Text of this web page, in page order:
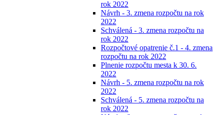
rok 2022
Návrh - 3. zmena rozpočtu na rok
2022
Schválená - 3. zmena rozpočtu na
rok 2022
Rozpočtové opatrenie č.1 - 4. zmena
rozpočtu na rok 2022
Plnenie rozpočtu mesta k 30. 6.
2022
Návrh - 5. zmena rozpočtu na rok
2022
Schválená - 5. zmena rozpočtu na
rok 2022